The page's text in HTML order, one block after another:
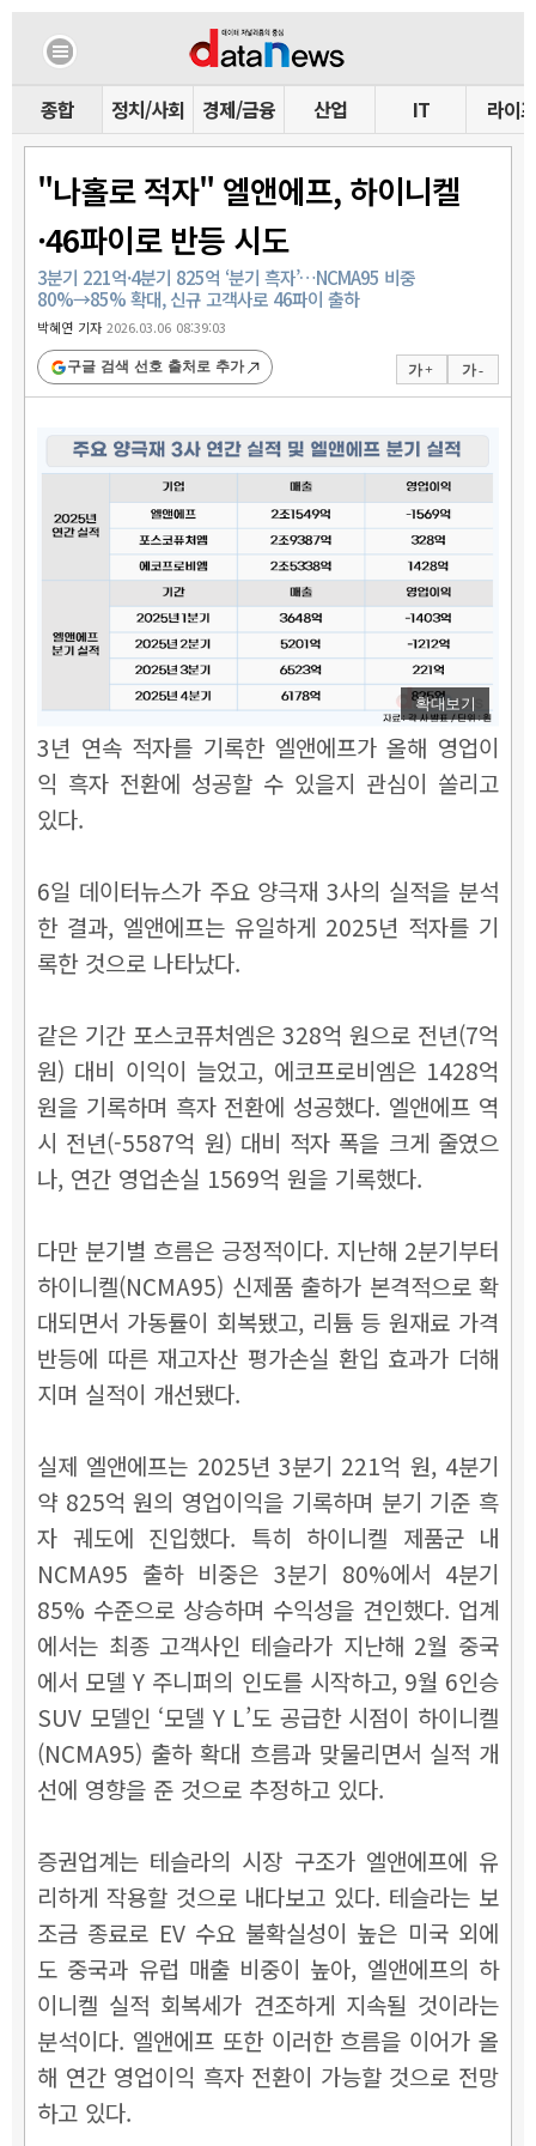
종합 정치/사회 경제/금융 산업 IT 라이프
"나홀로 적자" 엘앤에프, 하이니켈
·46파이로 반등 시도
3분기 221억·4분기 825억 ‘분기 흑자’…NCMA95 비중
80%→85% 확대, 신규 고객사로 46파이 출하
박혜연 기자2026.03.06 08:39:03
가 + 가 -
구글 검색 선호 출처로 추가
확대보기
3년 연속 적자를 기록한 엘앤에프가 올해 영업이
익 흑자 전환에 성공할 수 있을지 관심이 쏠리고
있다.
6일 데이터뉴스가 주요 양극재 3사의 실적을 분석
한 결과, 엘앤에프는 유일하게 2025년 적자를 기
록한 것으로 나타났다.
같은 기간 포스코퓨처엠은 328억 원으로 전년(7억
원) 대비 이익이 늘었고, 에코프로비엠은 1428억
원을 기록하며 흑자 전환에 성공했다. 엘앤에프 역
시 전년(-5587억 원) 대비 적자 폭을 크게 줄였으
나, 연간 영업손실 1569억 원을 기록했다.
다만 분기별 흐름은 긍정적이다. 지난해 2분기부터
하이니켈(NCMA95) 신제품 출하가 본격적으로 확
대되면서 가동률이 회복됐고, 리튬 등 원재료 가격
반등에 따른 재고자산 평가손실 환입 효과가 더해
지며 실적이 개선됐다.
실제 엘앤에프는 2025년 3분기 221억 원, 4분기
약 825억 원의 영업이익을 기록하며 분기 기준 흑
자 궤도에 진입했다. 특히 하이니켈 제품군 내
NCMA95 출하 비중은 3분기 80%에서 4분기
85% 수준으로 상승하며 수익성을 견인했다. 업계
에서는 최종 고객사인 테슬라가 지난해 2월 중국
에서 모델 Y 주니퍼의 인도를 시작하고, 9월 6인승
SUV 모델인 ‘모델 Y L’도 공급한 시점이 하이니켈
(NCMA95) 출하 확대 흐름과 맞물리면서 실적 개
선에 영향을 준 것으로 추정하고 있다.
증권업계는 테슬라의 시장 구조가 엘앤에프에 유
리하게 작용할 것으로 내다보고 있다. 테슬라는 보
조금 종료로 EV 수요 불확실성이 높은 미국 외에
도 중국과 유럽 매출 비중이 높아, 엘앤에프의 하
이니켈 실적 회복세가 견조하게 지속될 것이라는
분석이다. 엘앤에프 또한 이러한 흐름을 이어가 올
해 연간 영업이익 흑자 전환이 가능할 것으로 전망
하고 있다.